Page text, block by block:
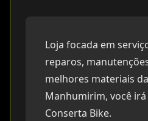
Loja focada em
reparos,
melhores materiais
Manhumirim, você
Conserta Bike.